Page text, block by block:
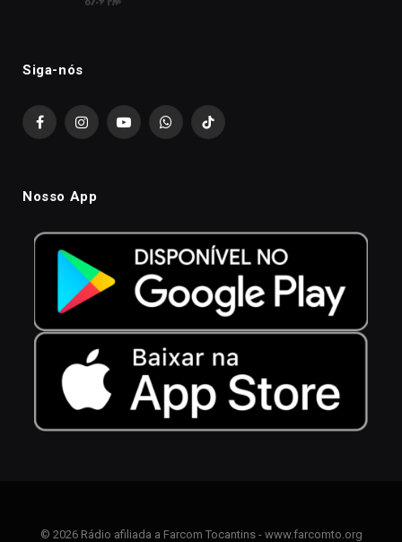
Siga-nós
FacebookInstagramYouTubeWhatsAppTikTok
Nosso App
© 2026 Rádio afiliada a Farcom Tocantins - www.farcomto.org